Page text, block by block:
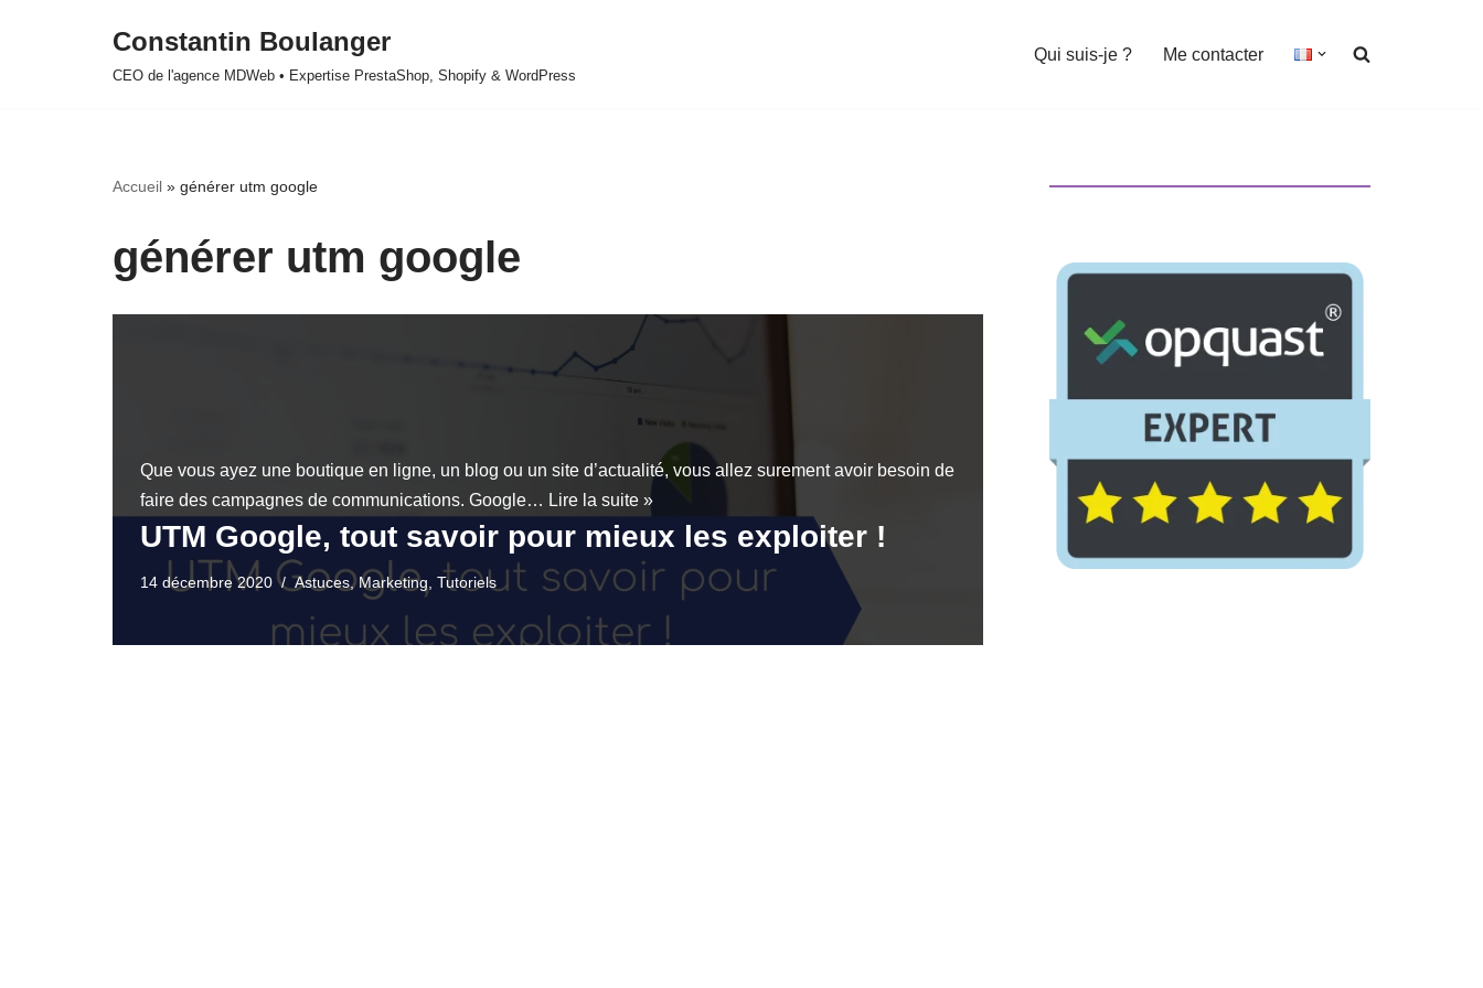
Constantin Boulanger
CEO de l'agence MDWeb • Expertise PrestaShop, Shopify & WordPress
Qui suis-je ? Me contacter
Accueil » générer utm google
générer utm google
Que vous ayez une boutique en ligne, un blog ou un site d’actualité, vous allez surement avoir besoin de
faire des campagnes de communications. Google… Lire la suite »
UTM Google, tout savoir pour mieux les exploiter !
14 décembre 2020 Astuces,Marketing Tutoriels